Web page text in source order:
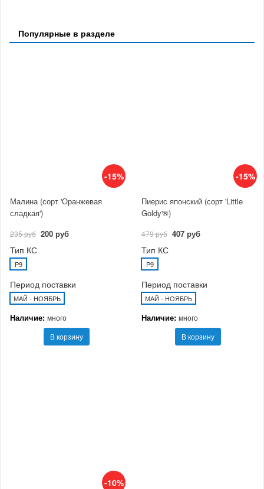
Популярные в разделе
-15%
Малина (сорт 'Оранжевая
сладкая')
235 руб 200 руб
Тип КС
P9
Период поставки
МАЙ - НОЯБРЬ
Наличие: много
В корзину
-15%
Пиерис японский (сорт 'Little
Goldy'®)
479 руб 407 руб
Тип КС
P9
Период поставки
МАЙ - НОЯБРЬ
Наличие: много
В корзину
-10%